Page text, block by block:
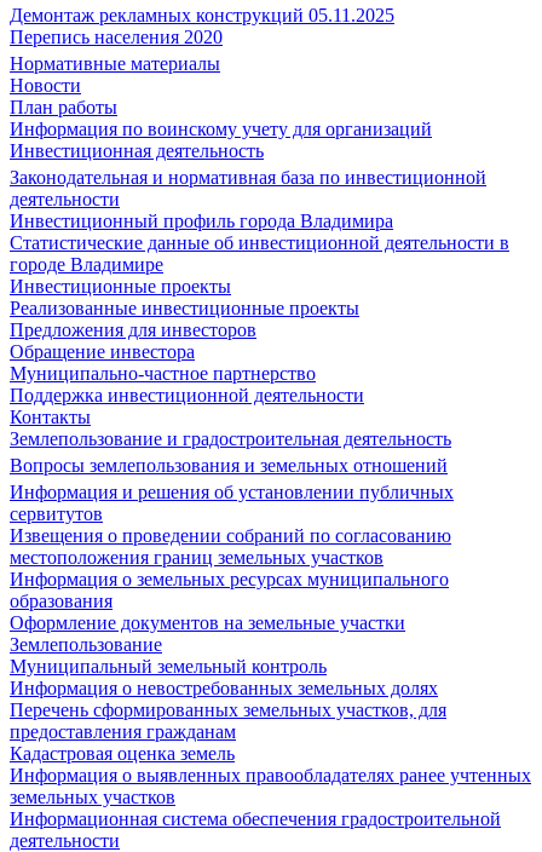
Демонтаж рекламных конструкций 05.11.2025
Перепись населения 2020
Нормативные материалы
Новости
План работы
Информация по воинскому учету для организаций
Инвестиционная деятельность
Законодательная и нормативная база по инвестиционной
деятельности
Инвестиционный профиль города Владимира
Статистические данные об инвестиционной деятельности в
городе Владимире
Инвестиционные проекты
Реализованные инвестиционные проекты
Предложения для инвесторов
Обращение инвестора
Муниципально-частное партнерство
Поддержка инвестиционной деятельности
Контакты
Землепользование и градостроительная деятельность
Вопросы землепользования и земельных отношений
Информация и решения об установлении публичных
сервитутов
Извещения о проведении собраний по согласованию
местоположения границ земельных участков
Информация о земельных ресурсах муниципального
образования
Оформление документов на земельные участки
Землепользование
Муниципальный земельный контроль
Информация о невостребованных земельных долях
Перечень сформированных земельных участков, для
предоставления гражданам
Кадастровая оценка земель
Информация о выявленных правообладателях ранее учтенных
земельных участков
Информационная система обеспечения градостроительной
деятельности